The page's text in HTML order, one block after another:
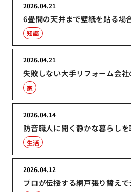
6畳間の天井まで壁紙を貼る場
2026.04.21
知識
失敗しない大手リフォーム会
2026.04.21
家
防音職人に聞く静かな暮らし
2026.04.14
生活
プロが伝授する網戸張り替え
2026.04.12